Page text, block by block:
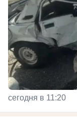
сегодня в 11:20